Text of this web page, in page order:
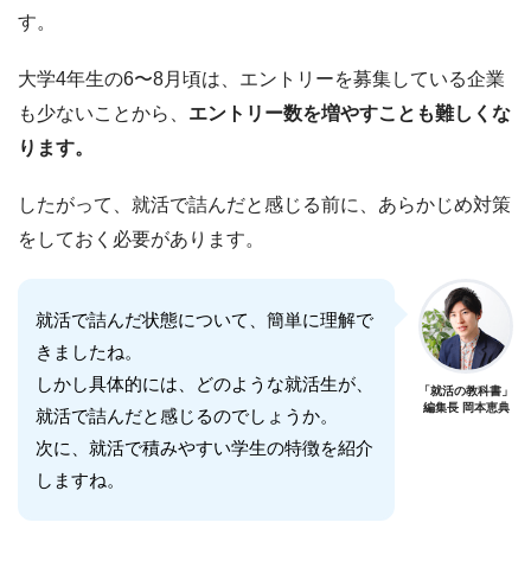
す。
大学4年生の6〜8月頃は、エントリーを募集している企業
も少ないことから、 エントリー数を増やすことも難しくな
ります。
したがって、就活で詰んだと感じる前に、あらかじめ対策
をしておく必要があります。
就活で詰んだ状態について、簡単に理解で
きましたね。
しかし具体的には、どのような就活生が、
就活で詰んだと感じるのでしょうか。
次に、就活で積みやすい学生の特徴を紹介
しますね。
「就活の教科書」
編集長 岡本恵典